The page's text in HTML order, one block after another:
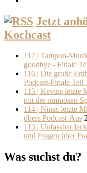
Jetzt
Kochcast
117 | Tampon-
goodbye - Finale
116 | Die große
Podcast-Finale Teil
115 | Kevins letzte
mit der ominösen
114 | Ninas letzte
übers Podcast-Aus
113 | Unfassbar
und Fragen über
Was suchst du?